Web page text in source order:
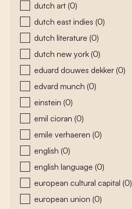
dutch art (0)
dutch east indies (0)
dutch literature (0)
dutch new york (0)
eduard douwes dekker (0)
edvard munch (0)
einstein (0)
emil cioran (0)
emile verhaeren (0)
english (0)
english language (0)
european cultural capital (0)
european union (0)